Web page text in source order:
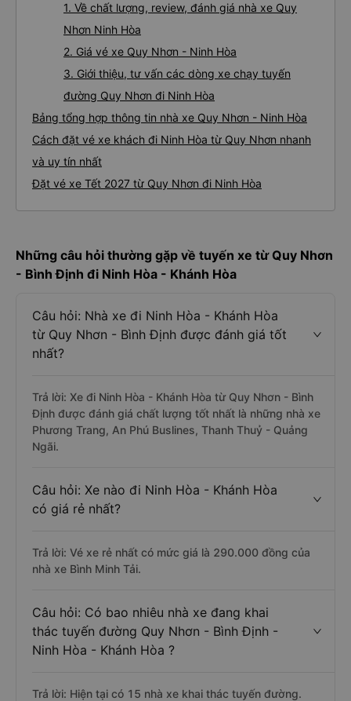
1. Về chất lượng, review, đánh giá nhà xe Quy
Nhơn Ninh Hòa
2. Giá vé xe Quy Nhơn - Ninh Hòa
3. Giới thiệu, tư vấn các dòng xe chạy tuyến
đường Quy Nhơn đi Ninh Hòa
Bảng tổng hợp thông tin nhà xe Quy Nhơn - Ninh Hòa
Cách đặt vé xe khách đi Ninh Hòa từ Quy Nhơn nhanh
và uy tín nhất
Đặt vé xe Tết 2027 từ Quy Nhơn đi Ninh Hòa
Những câu hỏi thường gặp về tuyến xe từ Quy Nhơn
- Bình Định đi Ninh Hòa - Khánh Hòa
Câu hỏi: Nhà xe đi Ninh Hòa - Khánh Hòa
từ Quy Nhơn - Bình Định được đánh giá tốt
nhất?
Trả lời: Xe đi Ninh Hòa - Khánh Hòa từ Quy Nhơn - Bình
Định được đánh giá chất lượng tốt nhất là những nhà xe
Phương Trang, An Phú Buslines, Thanh Thuỷ - Quảng
Ngãi.
Câu hỏi: Xe nào đi Ninh Hòa - Khánh Hòa
có giá rẻ nhất?
Trả lời: Vé xe rẻ nhất có mức giá là 290.000 đồng của
nhà xe Bình Minh Tải.
Câu hỏi: Có bao nhiêu nhà xe đang khai
thác tuyến đường Quy Nhơn - Bình Định -
Ninh Hòa - Khánh Hòa ?
Trả lời: Hiện tại có 15 nhà xe khai thác tuyến đường.